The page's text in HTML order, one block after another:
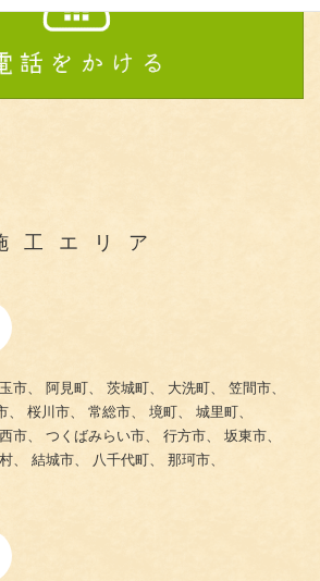
工エリア
市、 阿見町、 茨城町、 大洗町、
笠間市、
、 桜川市、 常総市、 境町、
城里町、
市、 つくばみらい市、 行方市、
坂東市、
、 結城市、 八千代町、
那珂市、